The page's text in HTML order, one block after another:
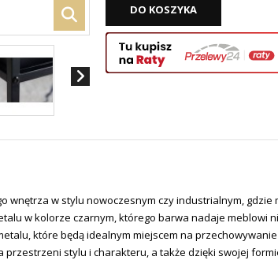
DO KOSZYKA
wnętrza w stylu nowoczesnym czy industrialnym,
w kolorze czarnym, którego barwa nadaje meblowi
które będą idealnym miejscem na
przestrzeni stylu i charakteru, a także dzięki swojej